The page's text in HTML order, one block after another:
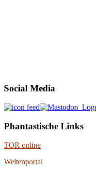
Social Media
Phantastische Links
TOR online
Weltenportal